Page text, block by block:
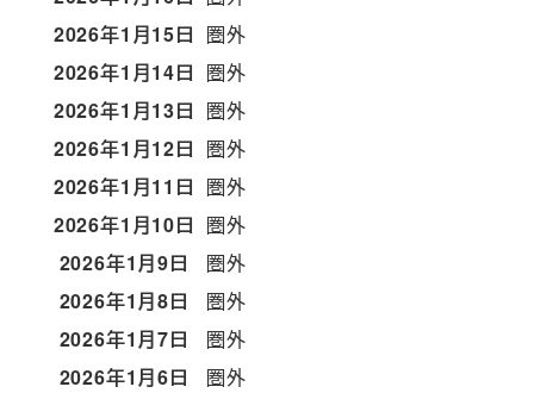
2026年1月15日 圏外
2026年1月14日 圏外
2026年1月13日 圏外
2026年1月12日 圏外
2026年1月11日 圏外
2026年1月10日 圏外
2026年1月9日
圏外
2026年1月8日
圏外
2026年1月7日
圏外
2026年1月6日
圏外